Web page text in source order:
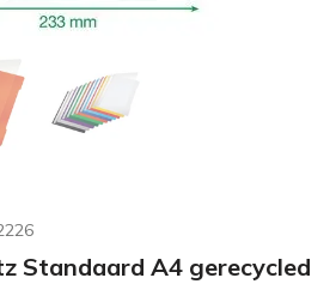
Standaard A4 gerecycled